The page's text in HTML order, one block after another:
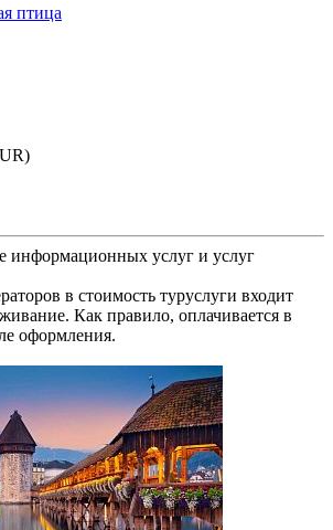
птица
информационных услуг и услуг
в стоимость туруслуги входит
Как правило, оплачивается в
оформления.